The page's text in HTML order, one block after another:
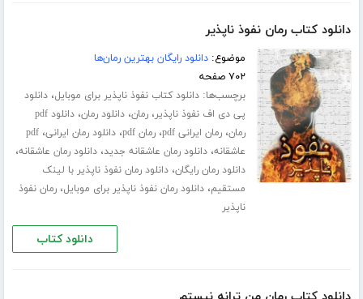
دانلود کتاب رمان نفوذ ناپذیر
موضوع:دانلود رایگان بهترین رمان‌ها
۷۰۲ صفحه
برچسب‌ها:دانلود کتاب نفوذ ناپذیر برای موبایل،دانلود
پی دی اف نفوذ ناپذیر،رمان،دانلود رمان،
دانلود pdf
رمان،رمان ایرانی pdf ،رمان pdf ،دانلود رمان ایرانی،pdf
عاشقانه،دانلود رمان عاشقانه جدید،دانلود رمان عاشقانه،
دانلود رمان رایگان،دانلود رمان نفوذ ناپذیر با لینک
مستقیم،دانلود رمان نفوذ ناپذیر برای موبایل،رمان نفوذ
ناپذیر
دانلود کتاب